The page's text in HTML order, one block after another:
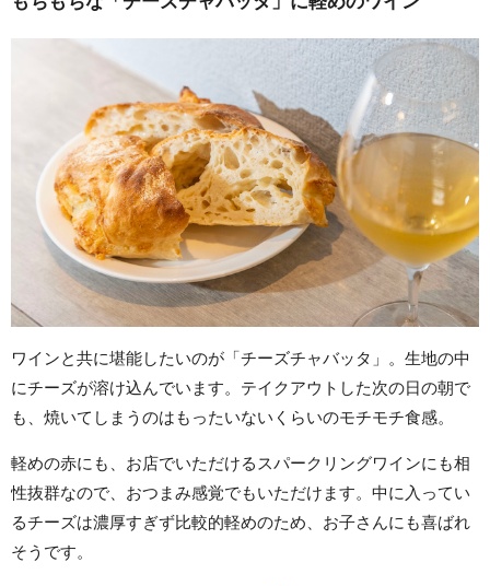
ワインと共に堪能したいのが「チーズチャバッタ」。生地の中
にチーズが溶け込んでいます。テイクアウトした次の日の朝で
も、焼いてしまうのはもったいないくらいのモチモチ食感。
軽めの赤にも、お店でいただけるスパークリングワインにも相
性抜群なので、おつまみ感覚でもいただけます。中に入ってい
るチーズは濃厚すぎず比較的軽めのため、お子さんにも喜ばれ
そうです。